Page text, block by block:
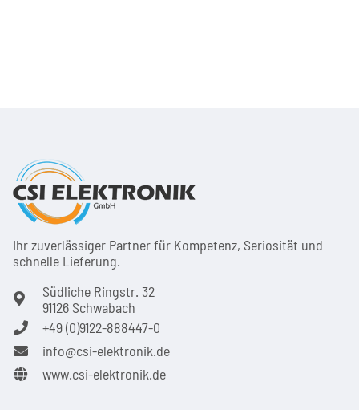
Ihr zuver­läs­siger Partner für Kom­pe­tenz, Seri­osi­tät und
schnel­le Lie­ferung.
Südliche Ringstr. 32
91126 Schwabach
+49 (0)9122-888447-0
info@csi-elektronik.de
www.csi-elektronik.de